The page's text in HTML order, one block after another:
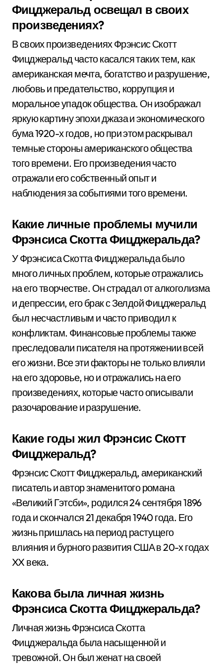
Фицджеральд освещал в своих
произведениях?
В своих произведениях Фрэнсис Скотт
Фицджеральд часто касался таких тем, как
американская мечта, богатство и разрушение,
любовь и предательство, коррупция и
моральное упадок общества. Он изображал
яркую картину эпохи джаза и экономического
бума 1920-х годов, но при этом раскрывал
темные стороны американского общества
того времени. Его произведения часто
отражали его собственный опыт и
наблюдения за событиями того времени.
Какие личные проблемы мучили
Фрэнсиса Скотта Фицджеральда?
У Фрэнсиса Скотта Фицджеральда было
много личных проблем, которые отражались
на его творчестве. Он страдал от алкоголизма
и депрессии, его брак с Зелдой Фицджеральд
был несчастливым и часто приводил к
конфликтам. Финансовые проблемы также
преследовали писателя на протяжении всей
его жизни. Все эти факторы не только влияли
на его здоровье, но и отражались на его
произведениях, которые часто описывали
разочарование и разрушение.
Какие годы жил Фрэнсис Скотт
Фицджеральд?
Фрэнсис Скотт Фицджеральд, американский
писатель и автор знаменитого романа
«Великий Гэтсби», родился 24 сентября 1896
года и скончался 21 декабря 1940 года. Его
жизнь пришлась на период растущего
влияния и бурного развития США в 20-х годах
XX века.
Какова была личная жизнь
Фрэнсиса Скотта Фицджеральда?
Личная жизнь Фрэнсиса Скотта
Фицджеральда была насыщенной и
тревожной. Он был женат на своей